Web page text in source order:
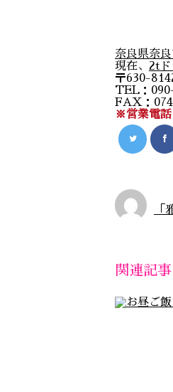
奈良県奈
現在、 2tド
〒630-
TEL：
FAX：
※営業電話
「
関連記事